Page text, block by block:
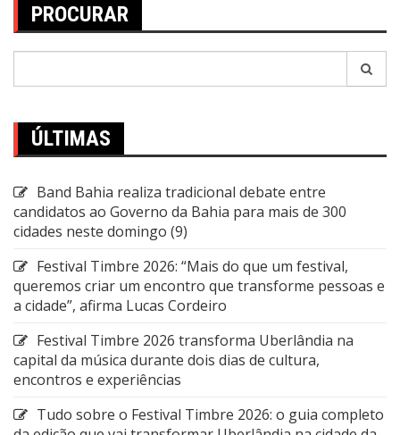
PROCURAR
ÚLTIMAS
Band Bahia realiza tradicional debate entre
candidatos ao Governo da Bahia para mais de 300
cidades neste domingo (9)
Festival Timbre 2026: “Mais do que um festival,
queremos criar um encontro que transforme pessoas e
a cidade”, afirma Lucas Cordeiro
Festival Timbre 2026 transforma Uberlândia na
capital da música durante dois dias de cultura,
encontros e experiências
Tudo sobre o Festival Timbre 2026: o guia completo